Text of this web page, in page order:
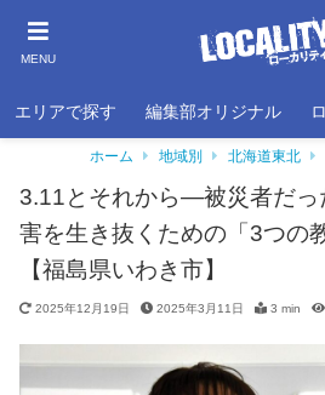
MENU
エリアで探す 編集部オリジナル
ホーム 地域別 北海道東北
3.11とそれから―被災者だっ
害を生き抜くための「3つの
【福島県いわき市】
2025年12月19日 2025年3月11日 3 min